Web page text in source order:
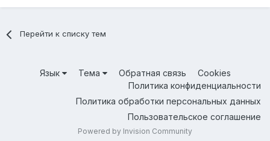
Перейти к списку тем
Язык Тема Обратная связь
Cookies
Политика конфиденциальности
Политика обработки персональных данных
Пользовательское соглашение
Powered by Invision Community